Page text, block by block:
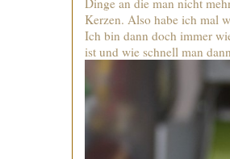
Kerzen. Also habe ich mal
Ich bin dann doch immer
ist und wie schnell man